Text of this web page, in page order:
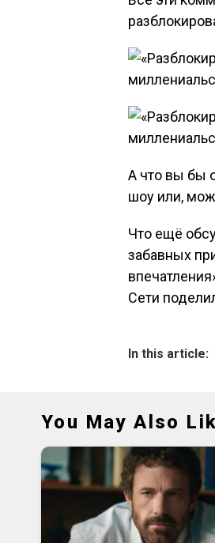
А что вы бы
шоу или,
Что ещё
забавных
Сети
In this article:
You May Also